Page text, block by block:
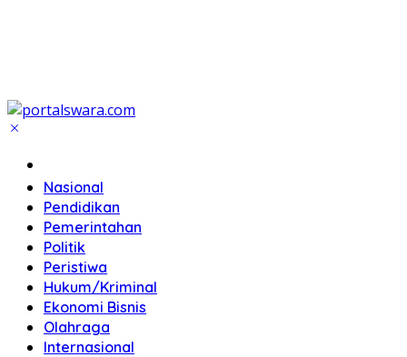
Nasional
Pendidikan
Pemerintahan
Politik
Peristiwa
Hukum/Kriminal
Ekonomi Bisnis
Olahraga
Internasional